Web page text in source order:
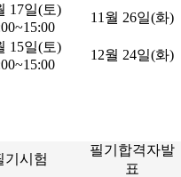
17일(토)
11월 26일(화)
15일(토)
12월 24일(화)
기시험
필기합격자발
표